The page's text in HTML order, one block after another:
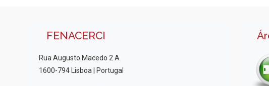
FENACERCI
Rua Augusto Macedo 2 A
1600-794 Lisboa | Portugal